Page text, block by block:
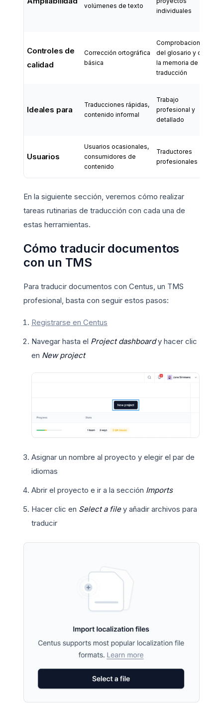
volúmenes de texto
individuales
Controles de
calidad
Corrección ortográfica
básica
Comprobaciones
del glosario y de
la memoria de
traducción
Ideales para
Traducciones rápidas,
contenido informal
Trabajo
profesional y
detallado
Usuarios
Usuarios ocasionales,
consumidores de
contenido
Traductores
profesionales
En la siguiente sección, veremos cómo realizar
tareas rutinarias de traducción con cada una de
estas herramientas.
Cómo traducir documentos
con un TMS
Para traducir documentos con Centus, un TMS
profesional, basta con seguir estos pasos:
Registrarse en Centus
Navegar hasta el Project dashboardy hacer clic
en New project
Asignar un nombre al proyecto y elegir el par de
idiomas
Abrir el proyecto e ir a la sección Imports
Hacer clic en Select a filey añadir archivos para
traducir